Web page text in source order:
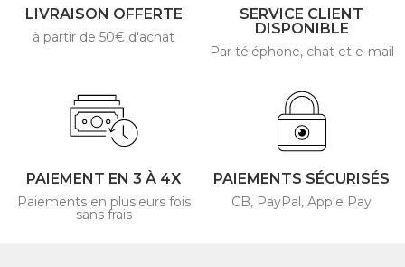
LIVRAISON OFFERTE
à partir de 50€ d'achat
SERVICE CLIENT
DISPONIBLE
Par téléphone, chat et e-mail
PAIEMENT EN 3 À 4X
Paiements en plusieurs fois
sans frais
PAIEMENTS SÉCURISÉS
CB, PayPal, Apple Pay